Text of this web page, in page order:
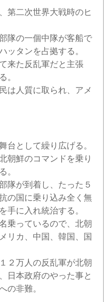
第二次世界大戦時のヒ
隊の一個中隊が客船で
ッタンを占拠する。
来た反乱軍だと主張
。
は人質に取られ、アメ
台として繰り広げる。
朝鮮のコマンドを乗り
。
隊が到着し、たった５
の国に乗り込み全く無
手に入れ統治する。
乗っているので、北朝
リカ、中国、韓国、国
２万人の反乱軍が北朝
日本政府のやった事と
の非難。